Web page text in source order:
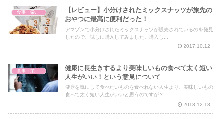
【レビュー】小分けされたミックスナッツが旅先の
おやつに最高に便利だった！
アマゾンで小分けされたミックスナッツが販売されているのを発見
したので、試しに購入してみました。購入し...
2017.10.12
健康に長生きするより美味しいもの食べて太く短い
人生がいい！という意見について
健康を気にして食べたいものを食べれない人生より、美味しいもの
食べて太く短い人生がいいと思うのですが？...
2018.12.18